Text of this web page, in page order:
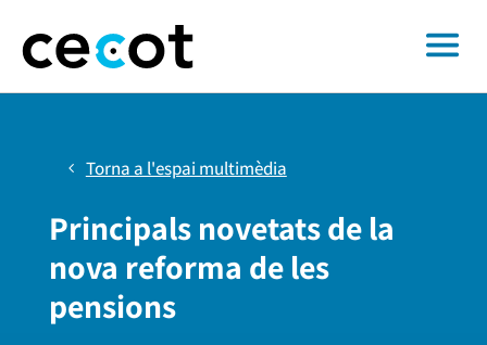
Torna a l'espai multimèdia
Principals novetats de la
nova reforma de les
pensions